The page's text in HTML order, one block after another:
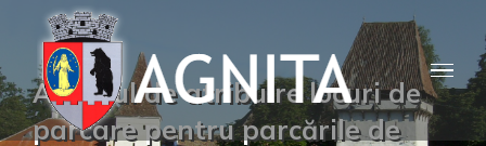
contentAnunțul de atribuire locuri de
parcare pentru parcările de